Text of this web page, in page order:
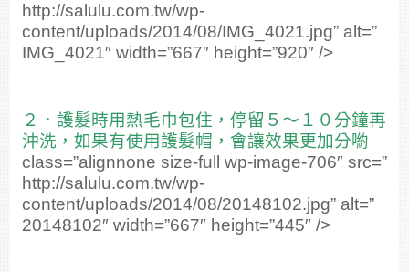
http://salulu.com.tw/wp-
content/uploads/2014/08/IMG_4021.jpg” alt=”
IMG_4021″ width=”667″ height=”920″ />
２．護髮時用熱毛巾包住，停留５～１０分鐘再
沖洗，如果有使用護髮帽，會讓效果更加分喲
class=”alignnone size-full wp-image-706″ src=”
http://salulu.com.tw/wp-
content/uploads/2014/08/20148102.jpg” alt=”
20148102″ width=”667″ height=”445″ />